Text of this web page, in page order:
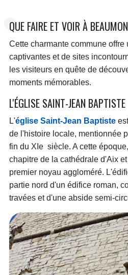
QUE FAIRE ET VOIR À
Cette charmante commune
captivantes et de sites
les visiteurs en quête de
moments mémorables.
L'ÉGLISE SAINT-JEAN BAPTISTE
L'église Saint-Jean Baptiste
de l'histoire locale, mentionnée
fin du XIe siècle. A cette
chapitre de la cathédrale d'Aix
premier noyau aggloméré.
partie nord d'un édifice roman,
travées et d'une abside semi-